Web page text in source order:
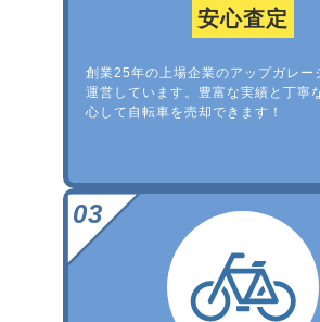
安心査定
創業25年の上場企業のアップガレー
運営しています。豊富な実績と丁寧
心して自転車を売却できます！